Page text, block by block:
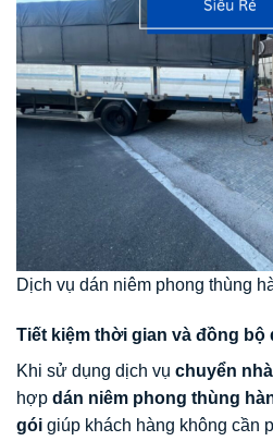
Dịch vụ dán niêm phong thùng
Tiết kiệm thời gian và đồng bộ
Khi sử dụng dịch vụ chuyển
hợp dán niêm phong thùng
gói giúp khách hàng không cần